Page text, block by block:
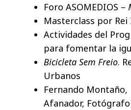
Foro ASOMEDIOS –
Masterclass por
Actividades del
para fomentar la
Bicicleta Sem Freio.
Urbanos
Fernando Montaño,
Afanador, Fotógrafo